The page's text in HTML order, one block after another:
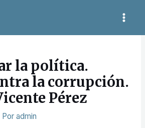
la política.
la corrupción.
Pérez
Por admin